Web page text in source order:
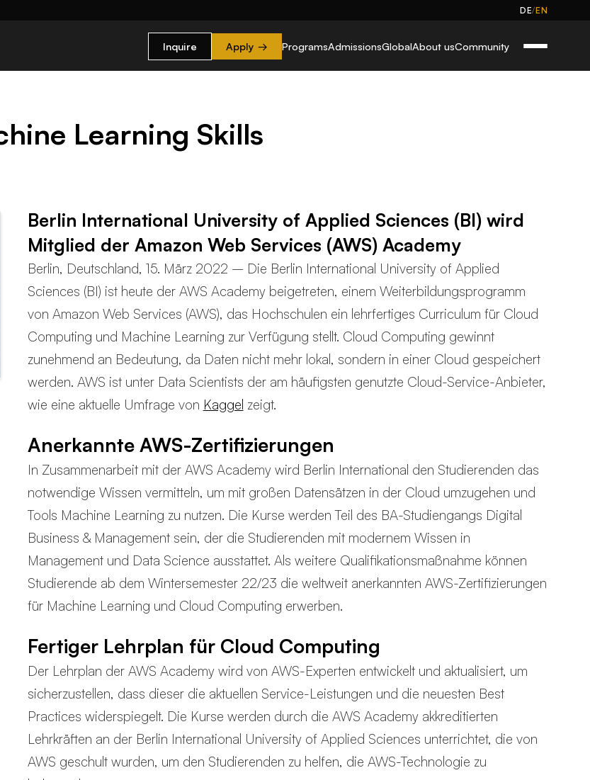
DE/EN
Inquire Apply → ProgramsAdmissionsGlobalAbout usCommunity
Learning Skills
Berlin International University of Applied Sciences (BI) wird
Mitglied der Amazon Web Services (AWS) Academy
Berlin, Deutschland, 15. März 2022 – Die Berlin International University of Applied
Sciences (BI) ist heute der AWS Academy beigetreten, einem Weiterbildungsprogramm
von Amazon Web Services (AWS), das Hochschulen ein lehrfertiges Curriculum für Cloud
Computing und Machine Learning zur Verfügung stellt. Cloud Computing gewinnt
zunehmend an Bedeutung, da Daten nicht mehr lokal, sondern in einer Cloud gespeichert
werden. AWS ist unter Data Scientists der am häufigsten genutzte Cloud-Service-Anbieter,
wie eine aktuelle Umfrage von Kaggel zeigt.
Anerkannte AWS-Zertifizierungen
In Zusammenarbeit mit der AWS Academy wird Berlin International den Studierenden das
notwendige Wissen vermitteln, um mit großen Datensätzen in der Cloud umzugehen und
Tools Machine Learning zu nutzen. Die Kurse werden Teil des BA-Studiengangs Digital
Business & Management sein, der die Studierenden mit modernem Wissen in
Management und Data Science ausstattet. Als weitere Qualifikationsmaßnahme können
Studierende ab dem Wintersemester 22/23 die weltweit anerkannten AWS-Zertifizierungen
für Machine Learning und Cloud Computing erwerben.
Fertiger Lehrplan für Cloud Computing
Der Lehrplan der AWS Academy wird von AWS-Experten entwickelt und aktualisiert, um
sicherzustellen, dass dieser die aktuellen Service-Leistungen und die neuesten Best
Practices widerspiegelt. Die Kurse werden durch die AWS Academy akkreditierten
Lehrkräften an der Berlin International University of Applied Sciences unterrichtet, die von
AWS geschult wurden, um den Studierenden zu helfen, die AWS-Technologie zu